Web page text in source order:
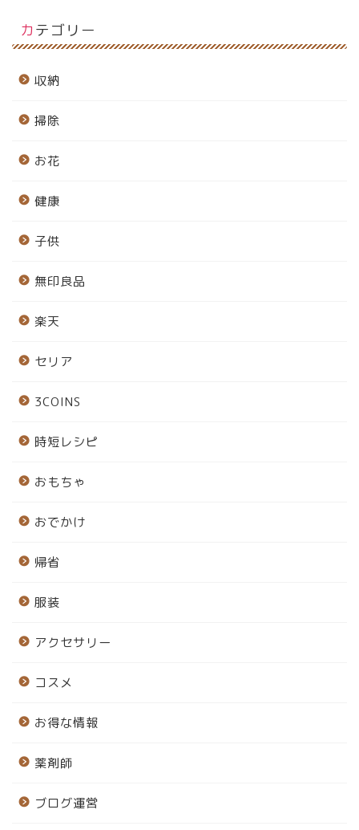
カテゴリー
収納
掃除
お花
健康
子供
無印良品
楽天
セリア
3COINS
時短レシピ
おもちゃ
おでかけ
帰省
服装
アクセサリー
コスメ
お得な情報
薬剤師
ブログ運営